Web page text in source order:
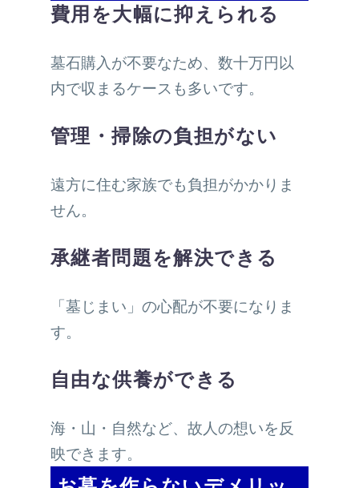
費用を大幅に抑えられる
墓石購入が不要なため、数十万円以
内で収まるケースも多いです。
管理・掃除の負担がない
遠方に住む家族でも負担がかかりま
せん。
承継者問題を解決できる
「墓じまい」の心配が不要になりま
す。
自由な供養ができる
海・山・自然など、故人の想いを反
映できます。